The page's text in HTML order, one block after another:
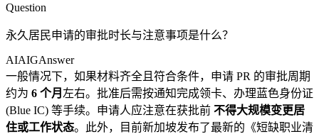
Question
永久居民申请的审批时长与注意事项是什么？
AIAIGAnswer
一般情况下，如果材料齐全且符合条件，申请 PR 的审批周期
约为 6 个月 左右。批准后需按通知完成领卡、办理蓝色身份证
(Blue IC) 等手续。申请人应注意在获批前 不得大规模变更居
住或工作状态。此外，目前新加坡发布了最新的《短缺职业清